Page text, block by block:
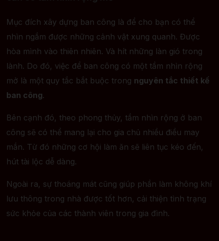
Mục đích xây dựng ban công là để cho bạn có thể
nhìn ngắm được những cảnh vật xung quanh. Được
hòa mình vào thiên nhiên. Và hít những làn gió trong
lành. Do đó, việc để ban công có một tầm nhìn rộng
mở là một quy tắc bắt buộc trong nguyên tắc thiết kế
ban công.
Bên cạnh đó, theo phong thủy, tầm nhìn rộng ở ban
công sẽ có thể mang lại cho gia chủ nhiều điều may
mắn. Từ đó những cơ hội làm ăn sẽ liên tục kéo đến,
hút tài lộc dễ dàng.
Ngoài ra, sự thoáng mát cũng giúp phần làm không khí
lưu thông trong nhà được tốt hơn, cải thiện tình trạng
sức khỏe của các thành viên trong gia đình.